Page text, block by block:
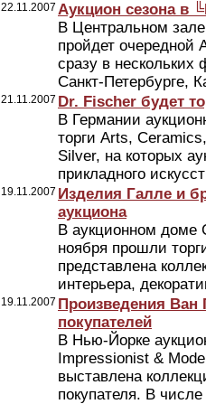
22.11.2007 Аукцион сезона в
В Центральном
пройдет очередной
сразу в
Санкт-Петербурге,
21.11.2007 Dr. Fischer будет
В Германии
торги Arts,
Silver, на которых
прикладного
19.11.2007 Изделия Галле и
аукциона
В аукционном доме
ноября прошли
представлена
интерьера,
19.11.2007 Произведения Ван
покупателей
В Нью-Йорке
Impressionist &
выставлена
покупателя. В